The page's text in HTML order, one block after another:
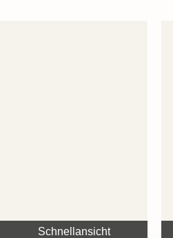
Schnellansicht